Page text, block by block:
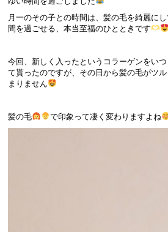
月一のその子との時間は、髪の毛を綺麗に
間を過ごせる、本当至福のひとときです
今回、新しく入ったというコラーゲンをい
て貰ったのですが、その日から髪の毛がツ
まりません
髪の毛 で印象って凄く変わりますよね